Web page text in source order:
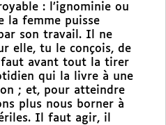
: l’ignominie ou
la femme puisse
son travail. Il ne
elle, tu le conçois, de
avant tout la tirer
qui la livre à une
; et, pour atteindre
plus nous borner à
Il faut agir, il